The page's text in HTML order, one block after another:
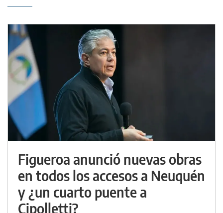
Figueroa anunció nuevas obras
en todos los accesos a Neuquén
y ¿un cuarto puente a
Cipolletti?